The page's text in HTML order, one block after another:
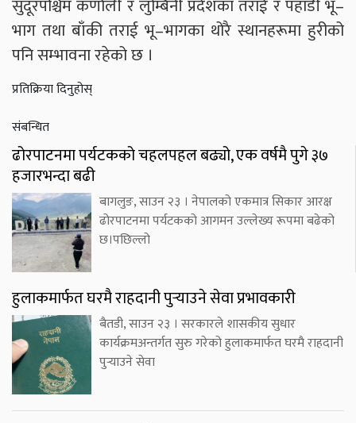
सुदूरपश्चिम कर्णाली र लुम्बिनी प्रदेशका तराई र पहाडी भू–
भाग तथा बाँकी तराई भू–भागका थोरै स्थानहरूमा हुरीको
पनि सम्भावना रहेको छ ।
प्रतिक्रिया दिनुहोस्
संबन्धित
ढोरपाटनमा पर्यटकको चहलपहल बढ्यो, एक वर्षमै पुगे ३७
हजारभन्दा बढी
बागलुङ, साउन २३ । नेपालको एकमात्र सिकार आरक्ष
ढोरपाटनमा पर्यटकको आगमन उल्लेख्य रूपमा बढेको
छ।पछिल्लो
हुलाकमार्फत घरमै राहदानी पुर्‍याउने सेवा प्रभावकारी
बैतडी, साउन २३ । सरकारले शासकीय सुधार
कार्यक्रमअन्तर्गत सुरु गरेको हुलाकमार्फत घरमै राहदानी
पुर्‍याउने सेवा